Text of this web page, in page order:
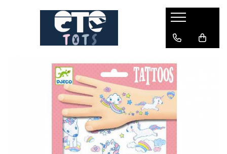
CĂRUCIOARE & SCAUNE AUTO
cărucioare NUNA
cărucioare U-GROW
scaune auto pentru avion
accesorii cărucioare
accesorii scaun auto
accesorii scaun avion